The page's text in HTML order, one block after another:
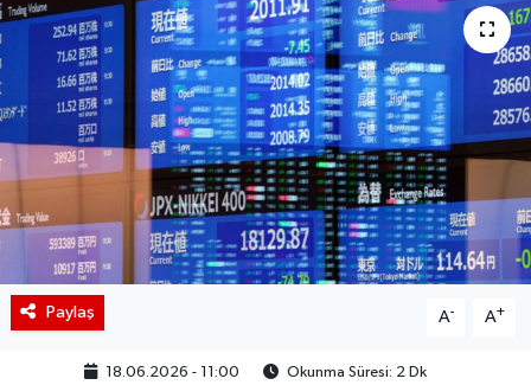
Paylaş A- A+
18.06.2026 - 11:00 Okunma Süresi: 2 Dk
BIST 100 Isı Haritası
Coin Isı Haritası
Ekonomik Takvim
Kiripto Para Piyasası
Gizlilik Sözleşmesi